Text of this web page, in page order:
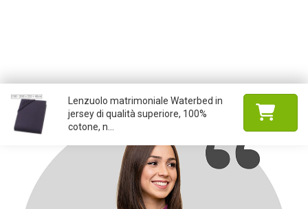
Lenzuolo matrimoniale Waterbed in
jersey di qualità superiore, 100%
cotone, n...